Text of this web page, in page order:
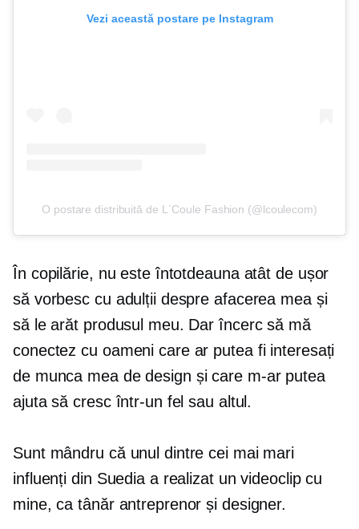
Vezi această postare pe Instagram
O postare distribuită de L´Coule Fashion (@lcoulecom)
În copilărie, nu este întotdeauna atât de ușor
să vorbesc cu adulții despre afacerea mea și
să le arăt produsul meu. Dar încerc să mă
conectez cu oameni care ar putea fi interesați
de munca mea de design și care m-ar putea
ajuta să cresc într-un fel sau altul.
Sunt mândru că unul dintre cei mai mari
influenți din Suedia a realizat un videoclip cu
mine, ca tânăr antreprenor și designer.